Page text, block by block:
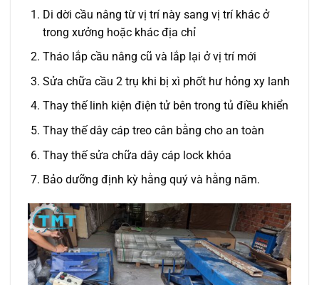
Di dời cầu nâng từ vị trí này sang vị trí khác ở
trong xưởng hoặc khác địa chỉ
Tháo lắp cầu nâng cũ và lắp lại ở vị trí mới
Sửa chữa cầu 2 trụ khi bị xì phốt hư hỏng xy lanh
Thay thế linh kiện điện tử bên trong tủ điều khiển
Thay thế dây cáp treo cân bằng cho an toàn
Thay thế sửa chữa dây cáp lock khóa
Bảo dưỡng định kỳ hằng quý và hằng năm.